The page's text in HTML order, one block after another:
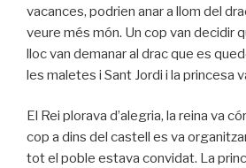
vacances, podrien anar a llom del
veure més món. Un cop van decidir
lloc van demanar al drac que es
les maletes i Sant Jordi i la princesa
El Rei plorava d’alegria, la reina va
cop a dins del castell es va
tot el poble estava convidat. La